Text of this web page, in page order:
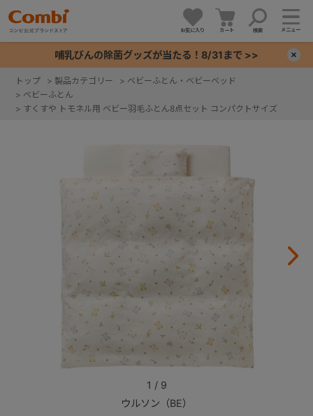
お気に入り カート 検索 メニュー
哺乳びんの除菌グッズが当たる！8/31まで >>
トップ > 製品カテゴリー > ベビーふとん・ベビーベッド
> ベビーふとん
> すくすや トモネル用 ベビー羽毛ふとん8点セット コンパクトサイズ
ウルソン（BE）
1 / 9